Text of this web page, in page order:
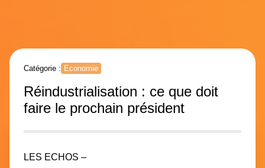
Catégorie : Economie
Réindustrialisation : ce que doit
faire le prochain président
LES ECHOS –